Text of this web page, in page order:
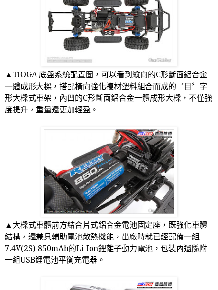
▲TIOGA底盤系統配置圖，可以看到縱向的C形斷面鋁合金
一體成形大樑，搭配橫向強化複材塑料組合而成的〝目〞字
形大樑式車架，內凹的C形斷面鋁合金一體成形大樑，不僅強
度提升，重量還更加輕盈。
▲大樑式車體前方結合片式鋁合金電池固定座，既強化車體
結構，還兼具輔助電池散熱機能，出廠時就已經配備一組
7.4V(2S)-850mAh的Li-Ion鋰離子動力電池，包裝內還隨附
一組USB鋰電池平衡充電器。